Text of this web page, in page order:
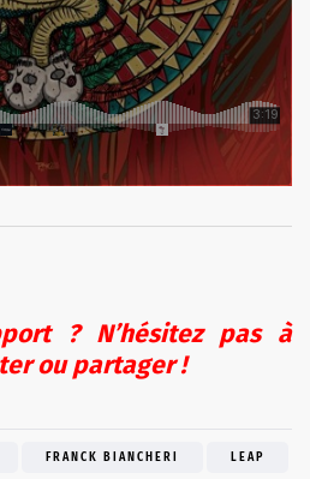
? N’hésitez pas à
ou partager !
FRANCK BIANCHERI LEAP